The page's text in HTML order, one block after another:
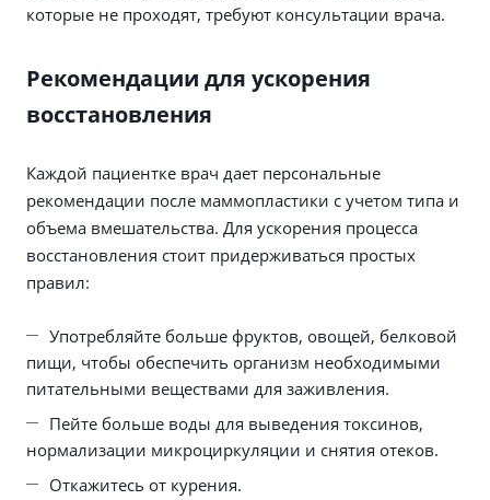
которые не проходят, требуют консультации врача.
Рекомендации для ускорения
восстановления
Каждой пациентке врач дает персональные
рекомендации после маммопластики с учетом типа и
объема вмешательства. Для ускорения процесса
восстановления стоит придерживаться простых
правил:
Употребляйте больше фруктов, овощей, белковой
пищи, чтобы обеспечить организм необходимыми
питательными веществами для заживления.
Пейте больше воды для выведения токсинов,
нормализации микроциркуляции и снятия отеков.
Откажитесь от курения.